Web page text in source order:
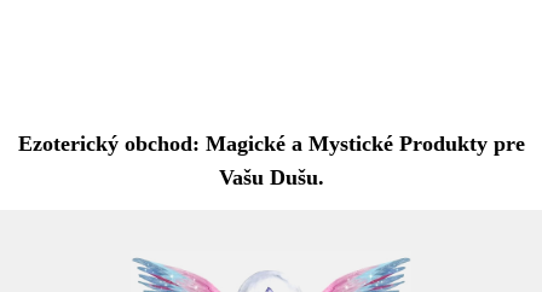
Ezoterický obchod: Magické a Mystické Produkty pre
Vašu Dušu.